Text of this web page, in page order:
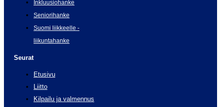
Inkluusiohanke
Seniorihanke
Suomi liikkeelle -
liikuntahanke
Seurat
Etusivu
Liitto
Kilpailu ja valmennus